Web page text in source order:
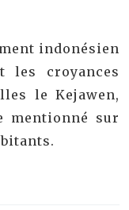
indonésien
les croyances
le Kejawen,
mentionné sur